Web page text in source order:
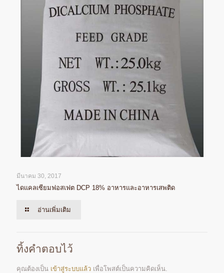
มีนาคม 30, 2017
ไดแคลเซียมฟอสเฟต DCP 18% อาหารและอาหารเสพติด
อ่านเพิ่มเติม
ทิ้งคำตอบไว้
คุณต้องเป็น เข้าสู่ระบบแล้ว เพื่อโพสต์เป็นความคิดเห็น.